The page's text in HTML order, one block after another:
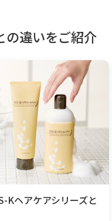
の違いをご紹介
Kヘアケアシリーズと